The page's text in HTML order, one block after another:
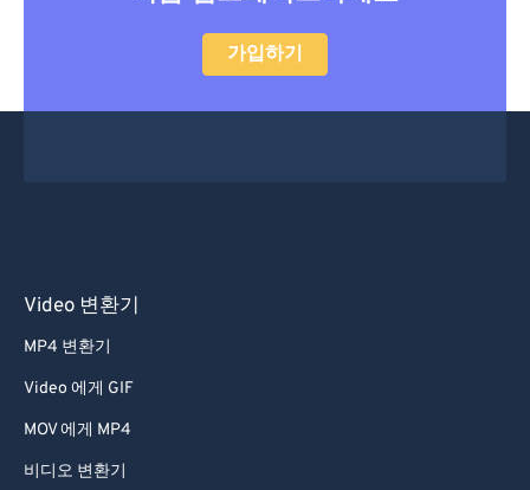
가입하기
Video 변환기
MP4 변환기
Video 에게 GIF
MOV 에게 MP4
비디오 변환기